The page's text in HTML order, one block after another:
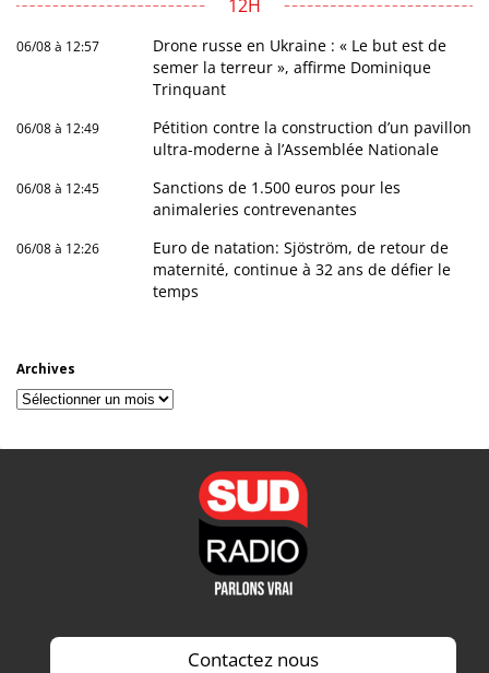
12H
06/08 à 12:57
Drone russe en Ukraine : « Le but est de
semer la terreur », affirme Dominique
Trinquant
06/08 à 12:49
Pétition contre la construction d’un pavillon
ultra-moderne à l’Assemblée Nationale
06/08 à 12:45
Sanctions de 1.500 euros pour les
animaleries contrevenantes
06/08 à 12:26
Euro de natation: Sjöström, de retour de
maternité, continue à 32 ans de défier le
temps
Archives
Archives
Contactez nous